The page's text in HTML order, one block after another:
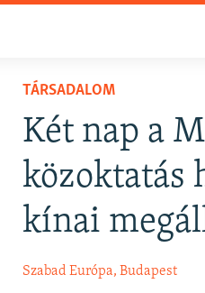
TÁRSADALOM
Két nap a
közoktatás
kínai
Szabad Európa, Budapest